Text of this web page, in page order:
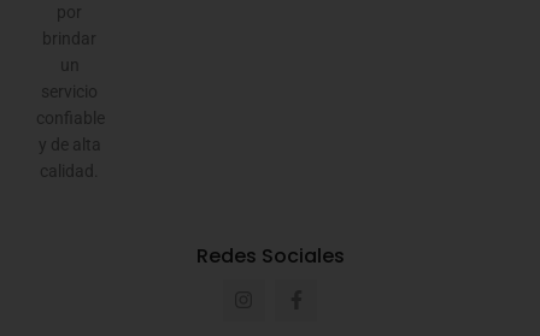
por
brindar
un
servicio
confiable
y de alta
calidad.
Redes Sociales